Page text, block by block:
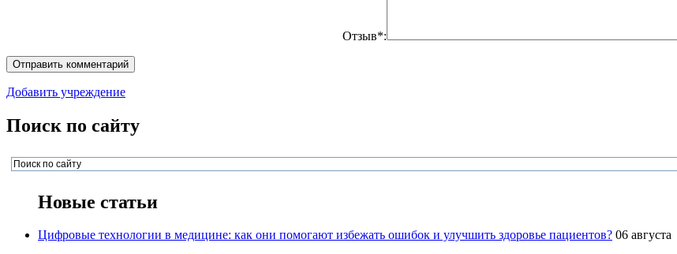
Отзыв*:
Добавить учреждение
Поиск по сайту
Новые статьи
Цифровые технологии в медицине: как они помогают избежать ошибок и улучшить здоровье пациентов? 06 августа